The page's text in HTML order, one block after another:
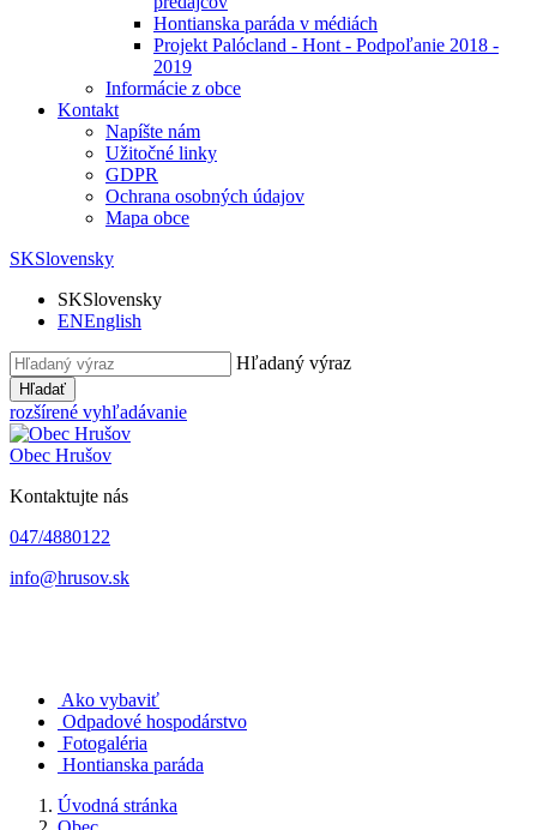
Hontianska paráda v médiách
Projekt Palócland - Hont - Podpoľanie 2018 -
2019
Informácie z obce
Kontakt
Napíšte nám
Užitočné linky
GDPR
Ochrana osobných údajov
Mapa obce
SKSlovensky
SKSlovensky
ENEnglish
Hľadaný výraz
Hľadať
rozšírené vyhľadávanie
Obec Hrušov
Kontaktujte nás
047/4880122
info@hrusov.sk
Ako vybaviť
Odpadové hospodárstvo
Fotogaléria
Hontianska paráda
Úvodná stránka